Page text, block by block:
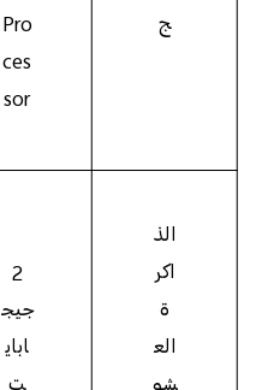
ج
Pro
ces
sor
الذ
اكر
ة
الع
2
جيج
اباي